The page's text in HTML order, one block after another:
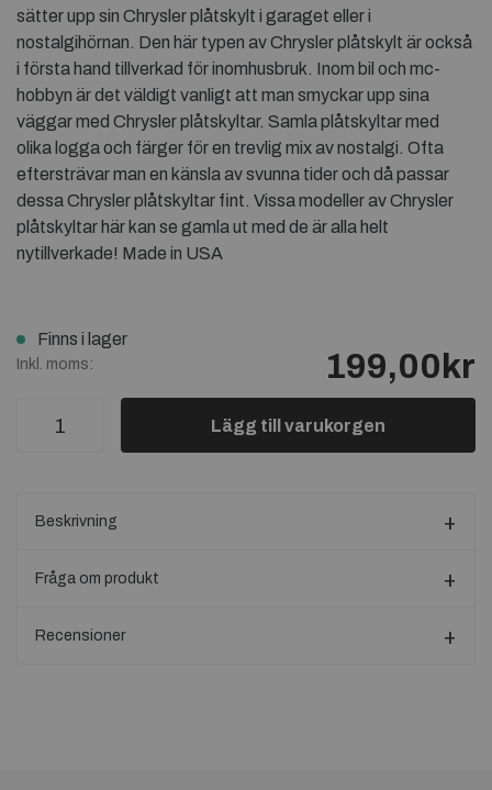
sätter upp sin Chrysler plåtskylt i garaget eller i
nostalgihörnan. Den här typen av Chrysler plåtskylt är också
i första hand tillverkad för inomhusbruk. Inom bil och mc-
hobbyn är det väldigt vanligt att man smyckar upp sina
väggar med Chrysler plåtskyltar. Samla plåtskyltar med
olika logga och färger för en trevlig mix av nostalgi. Ofta
eftersträvar man en känsla av svunna tider och då passar
dessa Chrysler plåtskyltar fint. Vissa modeller av Chrysler
plåtskyltar här kan se gamla ut med de är alla helt
nytillverkade! Made in USA
Finns i lager
Inkl. moms: 199,00kr
Lägg till varukorgen
Beskrivning
Fråga om produkt
Recensioner